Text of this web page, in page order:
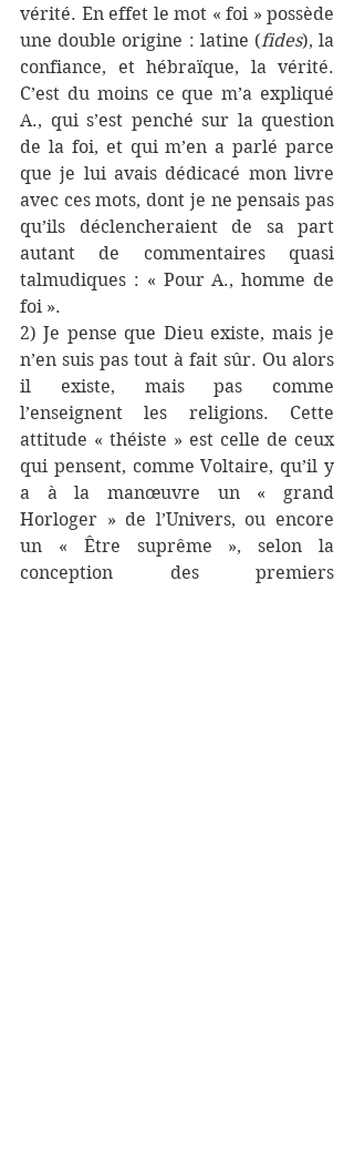
vérité. En effet le mot « foi » possède
une double origine : latine (fides), la
confiance, et hébraïque, la vérité.
C’est du moins ce que m’a expliqué
A., qui s’est penché sur la question
de la foi, et qui m’en a parlé parce
que je lui avais dédicacé mon livre
avec ces mots, dont je ne pensais pas
qu’ils déclencheraient de sa part
autant de commentaires quasi
talmudiques : « Pour A., homme de
foi ».
2) Je pense que Dieu existe, mais je
n’en suis pas tout à fait sûr. Ou alors
il existe, mais pas comme
l’enseignent les religions. Cette
attitude « théiste » est celle de ceux
qui pensent, comme Voltaire, qu’il y
a à la manœuvre un « grand
Horloger » de l’Univers, ou encore
un « Être suprême », selon la
conception des premiers